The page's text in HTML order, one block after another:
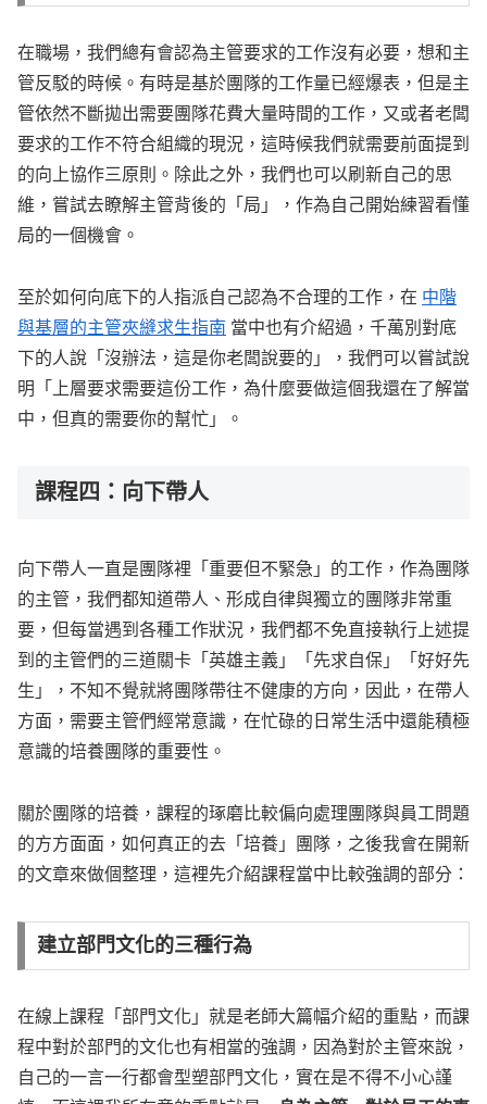
在職場，我們總有會認為主管要求的工作沒有必要，想和主
管反駁的時候。有時是基於團隊的工作量已經爆表，但是主
管依然不斷拋出需要團隊花費大量時間的工作，又或者老闆
要求的工作不符合組織的現況，這時候我們就需要前面提到
的向上協作三原則。除此之外，我們也可以刷新自己的思
維，嘗試去瞭解主管背後的「局」，作為自己開始練習看懂
局的一個機會。
至於如何向底下的人指派自己認為不合理的工作，在 中階
與基層的主管夾縫求生指南 當中也有介紹過，千萬別對底
下的人說「沒辦法，這是你老闆說要的」，我們可以嘗試說
明「上層要求需要這份工作，為什麼要做這個我還在了解當
中，但真的需要你的幫忙」。
課程四：向下帶人
向下帶人一直是團隊裡「重要但不緊急」的工作，作為團隊
的主管，我們都知道帶人、形成自律與獨立的團隊非常重
要，但每當遇到各種工作狀況，我們都不免直接執行上述提
到的主管們的三道關卡「英雄主義」「先求自保」「好好先
生」，不知不覺就將團隊帶往不健康的方向，因此，在帶人
方面，需要主管們經常意識，在忙碌的日常生活中還能積極
意識的培養團隊的重要性。
關於團隊的培養，課程的琢磨比較偏向處理團隊與員工問題
的方方面面，如何真正的去「培養」團隊，之後我會在開新
的文章來做個整理，這裡先介紹課程當中比較強調的部分：
建立部門文化的三種行為
在線上課程「部門文化」就是老師大篇幅介紹的重點，而課
程中對於部門的文化也有相當的強調，因為對於主管來說，
自己的一言一行都會型塑部門文化，實在是不得不小心謹